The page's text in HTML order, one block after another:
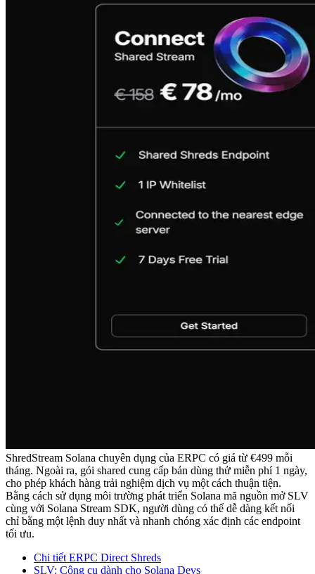
ShredStream Solana chuyên dụng của ERPC có giá từ €499 mỗi
tháng. Ngoài ra, gói shared cung cấp bản dùng thử miễn phí 1 ngày,
cho phép khách hàng trải nghiệm dịch vụ một cách thuận tiện.
Bằng cách sử dụng môi trường phát triển Solana mã nguồn mở SLV
cùng với Solana Stream SDK, người dùng có thể dễ dàng kết nối
chỉ bằng một lệnh duy nhất và nhanh chóng xác định các endpoint
tối ưu.
Chi tiết ERPC Direct Shreds
SLV: Công cụ dành cho Solana Devs